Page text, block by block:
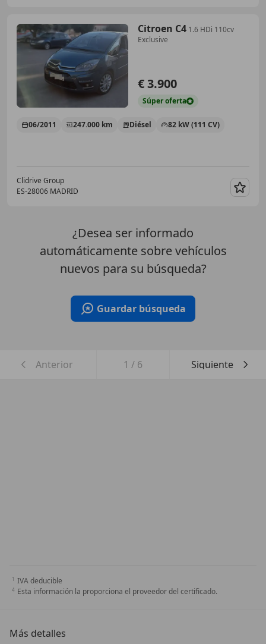
Citroen C4 1.6 HDi 110cv
Exclusive
€ 3.900
Súperoferta
06/2011 247.000 km Diésel 82 kW (111 CV)
Clidrive Group
ES-28006 MADRID
¿Desea ser informado
automáticamente sobre vehículos
nuevos para su búsqueda?
Guardar búsqueda
Anterior 1 / 6 Siguiente
IVA deducible
Esta información la proporciona el proveedor del certificado.
Más detalles